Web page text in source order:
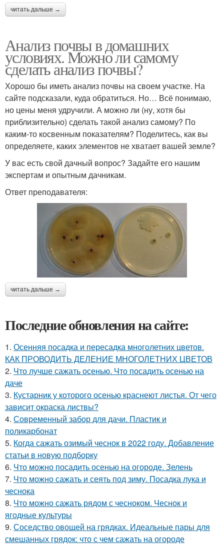
читать дальше →
Анализ почвы в домашних
условиях. Можно ли самому
сделать анализ почвы?
Хорошо бы иметь анализ почвы на своем участке. На
сайте подсказали, куда обратиться. Но… Всё понимаю,
но цены меня удручили. А можно ли (ну, хотя бы
приблизительно) сделать такой анализ самому? По
каким-то косвенным показателям? Поделитесь, как вы
определяете, каких элементов не хватает вашей земле?
У вас есть свой дачный вопрос? Задайте его нашим
экспертам и опытным дачникам.
Ответ преподавателя:
читать дальше →
Последние обновления на сайте:
1. Осенняя посадка и пересадка многолетних цветов.
КАК ПРОВОДИТЬ ДЕЛЕНИЕ МНОГОЛЕТНИХ ЦВЕТОВ
2. Что лучше сажать осенью. Что посадить осенью на
даче
3. Кустарник у которого осенью краснеют листья. От чего
зависит окраска листвы?
4. Современный забор для дачи. Пластик и
поликарбонат
5. Когда сажать озимый чеснок в 2022 году. Добавление
статьи в новую подборку
6. Что можно посадить осенью на огороде. Зелень
7. Что можно сажать и сеять под зиму. Посадка лука и
чеснока
8. Что можно сажать рядом с чесноком. Чеснок и
ягодные культуры
9. Соседство овощей на грядках. Идеальные пары для
смешанных грядок: что с чем сажать на огороде